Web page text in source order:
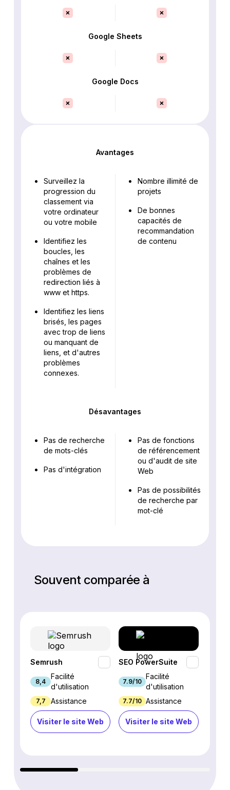
Google Sheets
Google Docs
Avantages
Surveillez la
progression du
classement via
votre ordinateur
ou votre mobile
Identifiez les
boucles, les
chaînes et les
problèmes de
redirection liés à
www et https.
Identifiez les liens
brisés, les pages
avec trop de liens
ou manquant de
liens, et d'autres
problèmes
connexes.
Nombre illimité de
projets
De bonnes
capacités de
recommandation
de contenu
Désavantages
Pas de recherche
de mots-clés
Pas d'intégration
Pas de fonctions
de référencement
ou d'audit de site
Web
Pas de possibilités
de recherche par
mot-clé
Souvent comparée à
Semrush
8,4
Facilité
d'utilisation
7,7 Assistance
Visiter le site Web
SEO PowerSuite
7.9/10
Facilité
d'utilisation
7.7/10 Assistance
Visiter le site Web